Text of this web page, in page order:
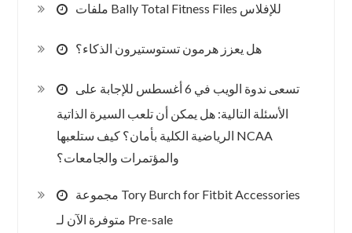
ملفات Bally Total Fitness Files للإفلاس
هل يعزز هرمون تستوستيرون الذكاء؟
تسعى ندوة الويب في 6 أغسطس للإجابة على
الأسئلة التالية: هل يمكن أن تلعب السيرة الذاتية
الرياضية الكلية بأمان؟ كيف ستلعبها NCAA
والمؤتمرات والجامعات؟
مجموعة Tory Burch for Fitbit Accessories
متوفرة الآن لـ Pre-sale